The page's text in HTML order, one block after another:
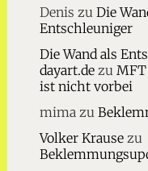
Denis zu Die
Entschleuniger
Die Wand als
dayart.dezu MFT
ist nicht vorbei
mimazu
Volker Krausezu